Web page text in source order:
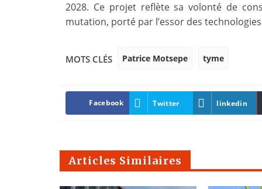
2028. Ce projet reflète sa volonté de
mutation, porté par l’essor des
MOTS CLÉS Patrice Motsepe tyme
Facebook Twitter linkedin
Articles Similaires